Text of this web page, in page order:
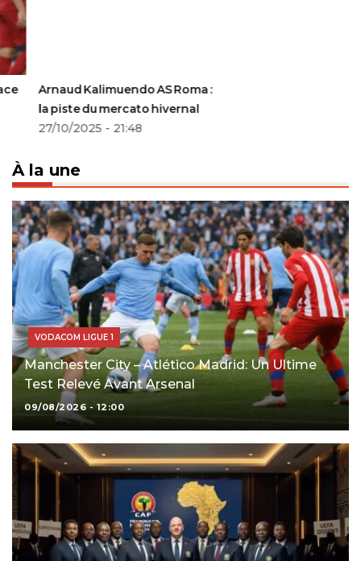
Arnaud Kalimuendo AS Roma :
la piste du mercato hivernal
27/10/2025 - 21:48
À la une
VODACOM LIGUE 1
Manchester City – Atlético Madrid: Un Ultime
Test Relevé Avant Arsenal
09/08/2026 - 12:00